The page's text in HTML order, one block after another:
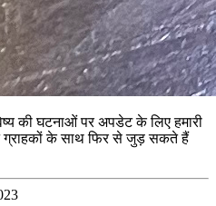
की घटनाओं पर अपडेट के लिए हमारी
ग्राहकों के साथ फिर से जुड़ सकते हैं